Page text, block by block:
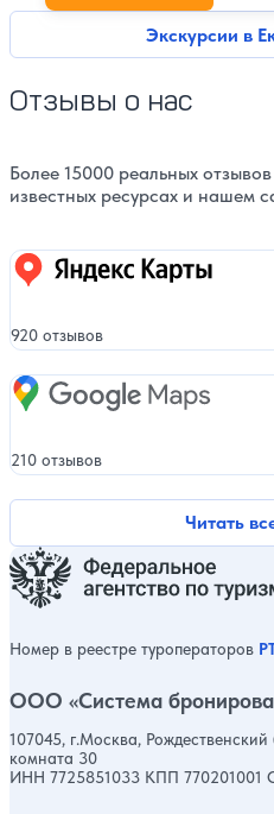
Экскурсии в
Отзывы о нас
Более 15000 реальных
известных ресурсах и нашем
Читать
Яндекс карты
920 отзывов
Google Maps
210 отзывов
Номер в реестре туроператоров
ООО «Система
107045, г.Москва,
комната 30
ИНН 7725851033 КПП 770201001